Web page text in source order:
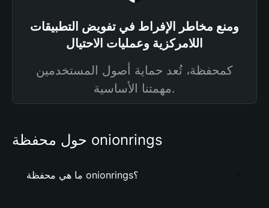
ومنع مخاطر الإفراط في تفويض التطبيقات
اللامركزية وعمليات الاحتيال
كمحفظة، تُعد حماية أصول المستخدمين
مهمتنا الأساسية.
حول محفظة onionrings
ما هي محفظة onionrings؟